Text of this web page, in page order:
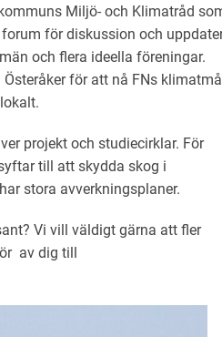
Miljö- och Klimatråd
för diskussion och
och flera ideella föreningar.
för att nå FNs
projekt och studiecirklar. För
till att skydda skog i
stora avverkningsplaner.
Vi vill väldigt gärna att fler
av dig till